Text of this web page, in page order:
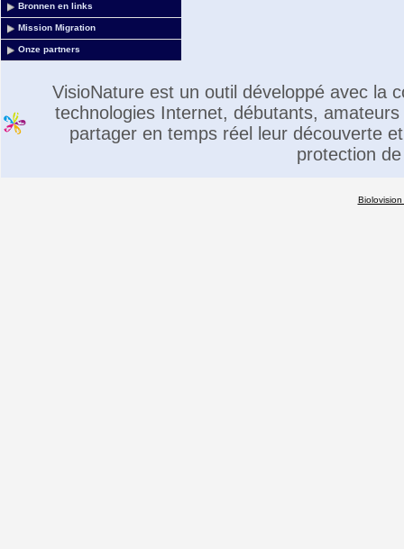
Bronnen en links
Mission Migration
Onze partners
VisioNature est un outil développé avec la
technologies Internet, débutants,
partager en temps réel leur découverte
protection
Biolovision